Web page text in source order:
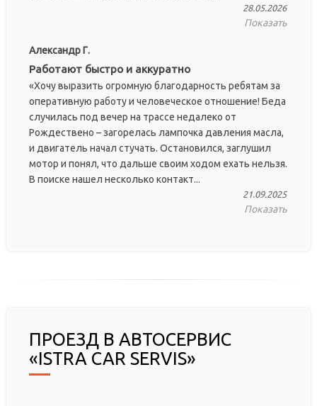
28.05.2026
Показать
Александр Г.
Работают быстро и аккуратно
«Хочу выразить огромную благодарность ребятам за
оперативную работу и человеческое отношение! Беда
случилась под вечер на трассе недалеко от
Рождествено – загорелась лампочка давления масла,
и двигатель начал стучать. Остановился, заглушил
мотор и понял, что дальше своим ходом ехать нельзя.
В поиске нашел несколько контакт...
21.09.2025
Показать
ПРОЕЗД В АВТОСЕРВИС
«ISTRA CAR SERVIS»